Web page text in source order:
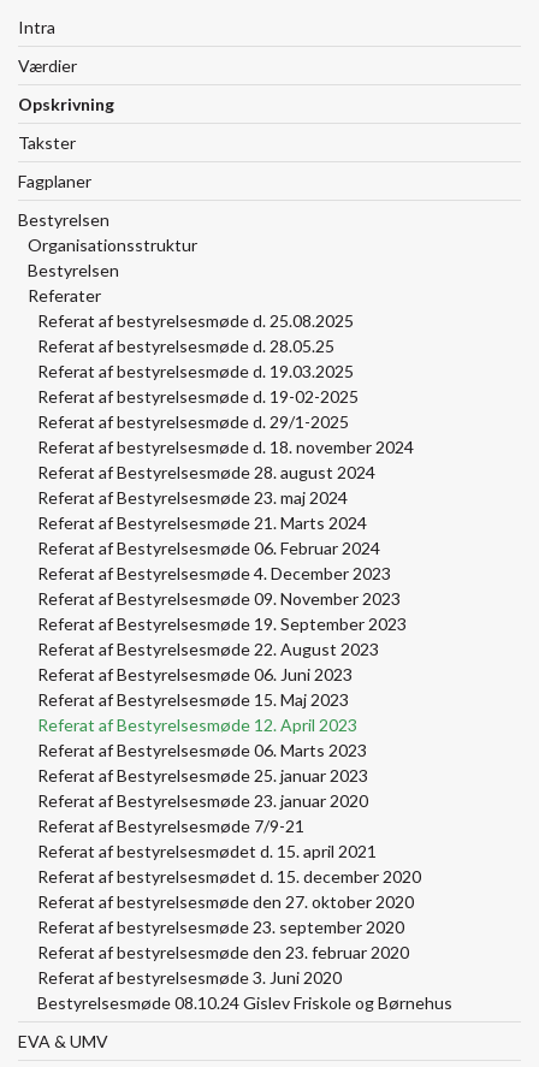
Intra
Værdier
Opskrivning
Takster
Fagplaner
Bestyrelsen
Organisationsstruktur
Bestyrelsen
Referater
Referat af bestyrelsesmøde d. 25.08.2025
Referat af bestyrelsesmøde d. 28.05.25
Referat af bestyrelsesmøde d. 19.03.2025
Referat af bestyrelsesmøde d. 19-02-2025
Referat af bestyrelsesmøde d. 29/1-2025
Referat af bestyrelsesmøde d. 18. november 2024
Referat af Bestyrelsesmøde 28. august 2024
Referat af Bestyrelsesmøde 23. maj 2024
Referat af Bestyrelsesmøde 21. Marts 2024
Referat af Bestyrelsesmøde 06. Februar 2024
Referat af Bestyrelsesmøde 4. December 2023
Referat af Bestyrelsesmøde 09. November 2023
Referat af Bestyrelsesmøde 19. September 2023
Referat af Bestyrelsesmøde 22. August 2023
Referat af Bestyrelsesmøde 06. Juni 2023
Referat af Bestyrelsesmøde 15. Maj 2023
Referat af Bestyrelsesmøde 12. April 2023
Referat af Bestyrelsesmøde 06. Marts 2023
Referat af Bestyrelsesmøde 25. januar 2023
Referat af Bestyrelsesmøde 23. januar 2020
Referat af Bestyrelsesmøde 7/9-21
Referat af bestyrelsesmødet d. 15. april 2021
Referat af bestyrelsesmødet d. 15. december 2020
Referat af bestyrelsesmøde den 27. oktober 2020
Referat af bestyrelsesmøde 23. september 2020
Referat af bestyrelsesmøde den 23. februar 2020
Referat af bestyrelsesmøde 3. Juni 2020
Bestyrelsesmøde 08.10.24 Gislev Friskole og Børnehus
EVA & UMV